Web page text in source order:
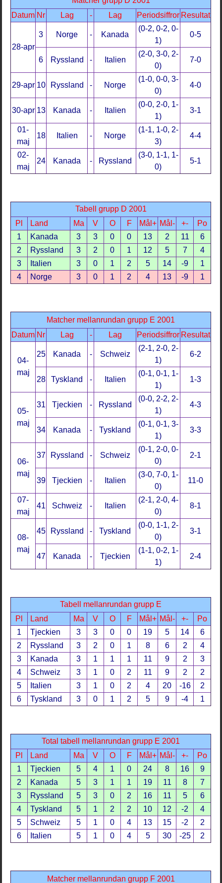
Datum Nr Lag - Lag Periodsiffror Resultat
28-apr
3 Norge - Kanada
(0-2, 0-2, 0-
1)
0-5
6 Ryssland - Italien
(2-0, 3-0, 2-
0)
7-0
29-apr 10 Ryssland - Norge
(1-0, 0-0, 3-
0)
4-0
30-apr 13 Kanada - Italien
(0-0, 2-0, 1-
1)
3-1
01-
maj
18 Italien - Norge
(1-1, 1-0, 2-
3)
4-4
02-
maj
24 Kanada - Ryssland
(3-0, 1-1, 1-
0)
5-1
Tabell grupp D 2001
Pl
Land Ma V O F Mål+ Mål- +-
Po
1
Kanada 3 3 0 0 13 2 11
6
2
Ryssland 3 2 0 1 12 5 7
4
3
Italien 3 0 1 2 5 14 -9
1
4
Norge 3 0 1 2 4 13 -9 1
Matcher mellanrundan grupp E 2001
Datum Nr Lag - Lag Periodsiffror Resultat
04-
maj
25 Kanada - Schweiz
(2-1, 2-0, 2-
1)
6-2
28 Tyskland - Italien
(0-1, 0-1, 1-
1)
1-3
05-
maj
31 Tjeckien - Ryssland
(0-0, 2-2, 2-
1)
4-3
34 Kanada - Tyskland
(0-1, 0-1, 3-
1)
3-3
06-
maj
37 Ryssland - Schweiz
(0-1, 2-0, 0-
0)
2-1
39 Tjeckien - Italien
(3-0, 7-0, 1-
0)
11-0
07-
maj
41 Schweiz - Italien
(2-1, 2-0, 4-
0)
8-1
08-
maj
45 Ryssland - Tyskland
(0-0, 1-1, 2-
0)
3-1
47 Kanada - Tjeckien
(1-1, 0-2, 1-
1)
2-4
Tabell mellanrundan grupp E
Pl
Land Ma V O F Mål+ Mål- +-
Po
1
Tjeckien 3 3 0 0 19 5 14
6
2
Ryssland 3 2 0 1 8 6 2
4
3
Kanada 3 1 1 1 11 9 2
3
4
Schweiz 3 1 0 2 11 9 2
2
5
Italien 3 1 0 2 4 20 -16
2
6
Tyskland 3 0 1 2 5 9 -4 1
Total tabell mellanrundan grupp E 2001
Pl
Land Ma V O F Mål+ Mål- +-
Po
1
Tjeckien 5 4 1 0 24 8 16
9
2
Kanada 5 3 1 1 19 11 8
7
3
Ryssland 5 3 0 2 16 11 5
6
4
Tyskland 5 1 2 2 10 12 -2
4
5
Schweiz 5 1 0 4 13 15 -2
2
6
Italien 5 1 0 4 5 30 -25 2
Matcher mellanrundan grupp F 2001